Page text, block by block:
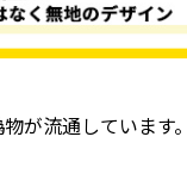
が流通しています。